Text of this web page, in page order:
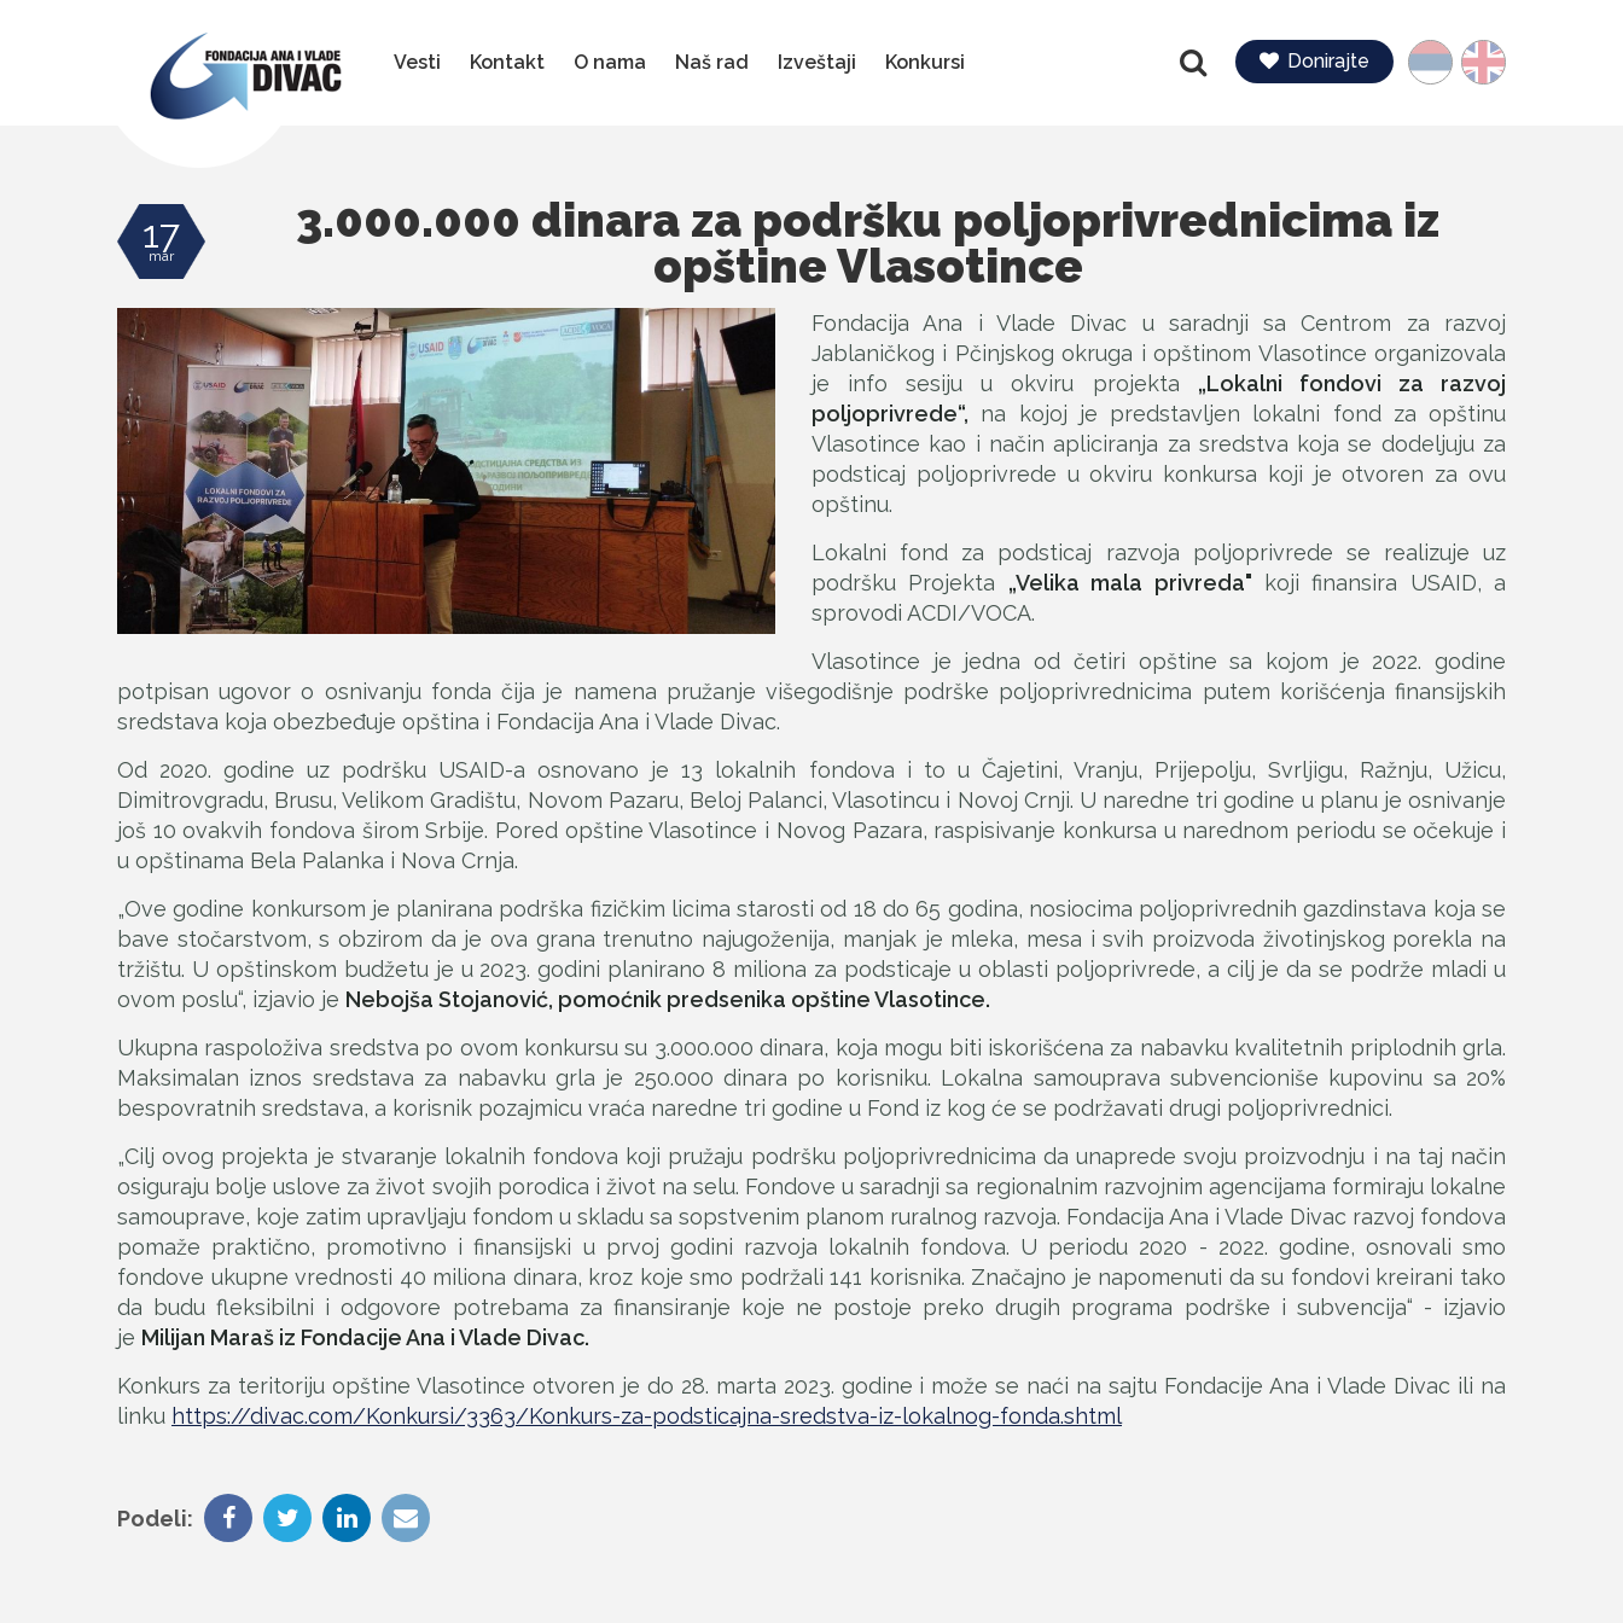
Vlade
Divac
Jezik
Donirajte
Pretraga
Vesti Kontakt O nama Naš rad Izveštaji Konkursi
17
mar
3.000.000 dinara za podršku poljoprivrednicima iz
opštine Vlasotince
Fondacija Ana i Vlade Divac u saradnji sa Centrom za razvoj
Jablaničkog i Pčinjskog okruga i opštinom Vlasotince organizovala
je info sesiju u okviru projekta „Lokalni fondovi za razvoj
poljoprivrede“, na kojoj je predstavljen lokalni fond za opštinu
Vlasotince kao i način apliciranja za sredstva koja se dodeljuju za
podsticaj poljoprivrede u okviru konkursa koji je otvoren za ovu
opštinu.
Lokalni fond za podsticaj razvoja poljoprivrede se realizuje uz
podršku Projekta „Velika mala privreda" koji finansira USAID, a
sprovodi ACDI/VOCA.
Vlasotince je jedna od četiri opštine sa kojom je 2022. godine
potpisan ugovor o osnivanju fonda čija je namena pružanje višegodišnje podrške poljoprivrednicima putem korišćenja finansijskih
sredstava koja obezbeđuje opština i Fondacija Ana i Vlade Divac.
Od 2020. godine uz podršku USAID-a osnovano je 13 lokalnih fondova i to u Čajetini, Vranju, Prijepolju, Svrljigu, Ražnju, Užicu,
Dimitrovgradu, Brusu, Velikom Gradištu, Novom Pazaru, Beloj Palanci, Vlasotincu i Novoj Crnji. U naredne tri godine u planu je osnivanje
još 10 ovakvih fondova širom Srbije. Pored opštine Vlasotince i Novog Pazara, raspisivanje konkursa u narednom periodu se očekuje i
u opštinama Bela Palanka i Nova Crnja.
„Ove godine konkursom je planirana podrška fizičkim licima starosti od 18 do 65 godina, nosiocima poljoprivrednih gazdinstava koja se
bave stočarstvom, s obzirom da je ova grana trenutno najugoženija, manjak je mleka, mesa i svih proizvoda životinjskog porekla na
tržištu. U opštinskom budžetu je u 2023. godini planirano 8 miliona za podsticaje u oblasti poljoprivrede, a cilj je da se podrže mladi u
ovom poslu“, izjavio je Nebojša Stojanović, pomoćnik predsenika opštine Vlasotince.
Ukupna raspoloživa sredstva po ovom konkursu su 3.000.000 dinara, koja mogu biti iskorišćena za nabavku kvalitetnih priplodnih grla.
Maksimalan iznos sredstava za nabavku grla je 250.000 dinara po korisniku. Lokalna samouprava subvencioniše kupovinu sa 20%
bespovratnih sredstava, a korisnik pozajmicu vraća naredne tri godine u Fond iz kog će se podržavati drugi poljoprivrednici.
„Cilj ovog projekta je stvaranje lokalnih fondova koji pružaju podršku poljoprivrednicima da unaprede svoju proizvodnju i na taj način
osiguraju bolje uslove za život svojih porodica i život na selu. Fondove u saradnji sa regionalnim razvojnim agencijama formiraju lokalne
samouprave, koje zatim upravljaju fondom u skladu sa sopstvenim planom ruralnog razvoja. Fondacija Ana i Vlade Divac razvoj fondova
pomaže praktično, promotivno i finansijski u prvoj godini razvoja lokalnih fondova. U periodu 2020 - 2022. godine, osnovali smo
fondove ukupne vrednosti 40 miliona dinara, kroz koje smo podržali 141 korisnika. Značajno je napomenuti da su fondovi kreirani tako
da budu fleksibilni i odgovore potrebama za finansiranje koje ne postoje preko drugih programa podrške i subvencija“ - izjavio
je Milijan Maraš iz Fondacije Ana i Vlade Divac.
Konkurs za teritoriju opštine Vlasotince otvoren je do 28. marta 2023. godine i može se naći na sajtu Fondacije Ana i Vlade Divac ili na
linku https://divac.com/Konkursi/3363/Konkurs-za-podsticajna-sredstva-iz-lokalnog-fonda.shtml
Podeli: